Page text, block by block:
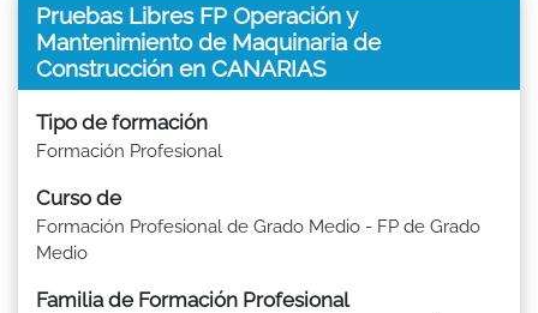
Pruebas Libres FP Operación y
Mantenimiento de Maquinaria de
Construcción en CANARIAS
Tipo de formación
Formación Profesional
Curso de
Formación Profesional de Grado Medio - FP de Grado
Medio
Familia de Formación Profesional